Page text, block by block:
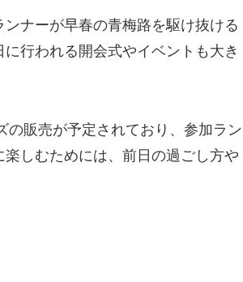
ナーが早春の青梅路を駆け抜ける
行われる開会式やイベントも大き
の販売が予定されており、参加ラン
しむためには、前日の過ごし方や